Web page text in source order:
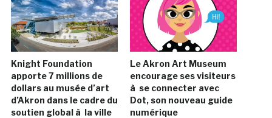
Knight Foundation
apporte 7 millions de
dollars au musée d’art
d’Akron dans le cadre du
soutien global à la ville
Le Akron Art Museum
encourage ses visiteurs
à se connecter avec
Dot, son nouveau guide
numérique